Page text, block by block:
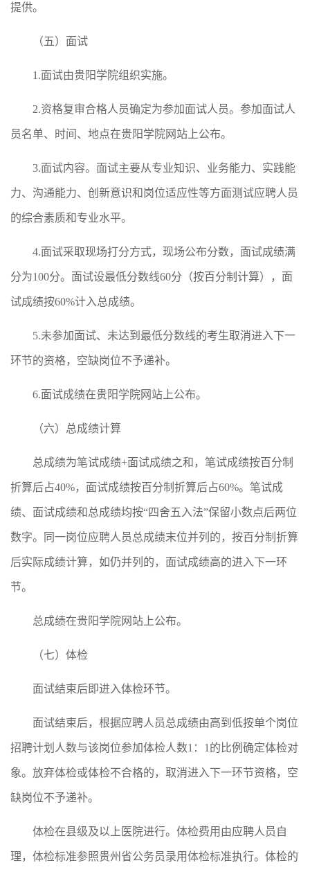
提供。
（五）面试
1.面试由贵阳学院组织实施。
2.资格复审合格人员确定为参加面试人员。参加面试人
员名单、时间、地点在贵阳学院网站上公布。
3.面试内容。面试主要从专业知识、业务能力、实践能
力、沟通能力、创新意识和岗位适应性等方面测试应聘人员
的综合素质和专业水平。
4.面试采取现场打分方式，现场公布分数，面试成绩满
分为100分。面试设最低分数线60分（按百分制计算），面
试成绩按60%计入总成绩。
5.未参加面试、未达到最低分数线的考生取消进入下一
环节的资格，空缺岗位不予递补。
6.面试成绩在贵阳学院网站上公布。
（六）总成绩计算
总成绩为笔试成绩+面试成绩之和，笔试成绩按百分制
折算后占40%，面试成绩按百分制折算后占60%。笔试成
绩、面试成绩和总成绩均按“四舍五入法”保留小数点后两位
数字。同一岗位应聘人员总成绩末位并列的，按百分制折算
后实际成绩计算，如仍并列的，面试成绩高的进入下一环
节。
总成绩在贵阳学院网站上公布。
（七）体检
面试结束后即进入体检环节。
面试结束后，根据应聘人员总成绩由高到低按单个岗位
招聘计划人数与该岗位参加体检人数1：1的比例确定体检对
象。放弃体检或体检不合格的，取消进入下一环节资格，空
缺岗位不予递补。
体检在县级及以上医院进行。体检费用由应聘人员自
理，体检标准参照贵州省公务员录用体检标准执行。体检的